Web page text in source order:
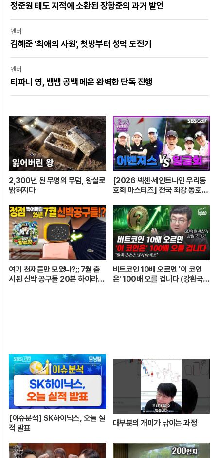
정준원 태도 지적에 소환된 장항준의 과거 발언
엔터
김혜준 '최애의 사원', 첫방부터 성덕 도전기
엔터
티파니 영, 뱀뱀 공백 메운 완벽한 단독 진행
2,300년 된 무명의 무덤, 왕실로
밝혀지다
[2026 넥센·세인트나인 우리동
호회 마스터즈] 전국 최강 동호회
움 어벤져스 vs 일금회 | 16강 1
경기
여기 천재들만 모였나?;; 7월 출
시된 신박 공구들 20분 하이라이
비트코인 10배 오르면 '이 코인
은' 100배 오를 겁니다 (강환국
[이슈분석] SK하이닉스, 오늘 실
적 발표
대부분의 개미가 낚이는 과정